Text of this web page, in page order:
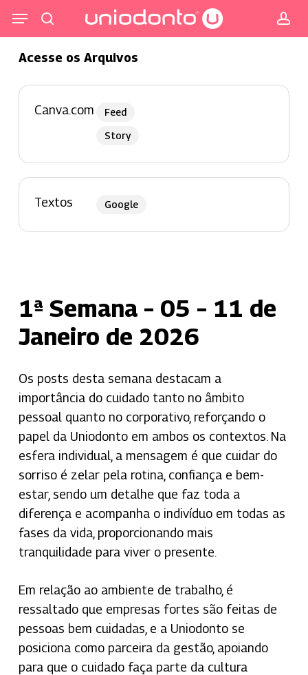
para
conteúdo
principal
Menu
Acesse os Arquivos
Canva.com
Feed
Story
Textos Google
1ª Semana – 05 – 11 de
Janeiro de 2026
Os posts desta semana destacam a
importância do cuidado tanto no âmbito
pessoal quanto no corporativo, reforçando o
papel da Uniodonto em ambos os contextos. Na
esfera individual, a mensagem é que cuidar do
sorriso é zelar pela rotina, confiança e bem-
estar, sendo um detalhe que faz toda a
diferença e acompanha o indivíduo em todas as
fases da vida, proporcionando mais
tranquilidade para viver o presente.
Em relação ao ambiente de trabalho, é
ressaltado que empresas fortes são feitas de
pessoas bem cuidadas, e a Uniodonto se
posiciona como parceira da gestão, apoiando
para que o cuidado faça parte da cultura